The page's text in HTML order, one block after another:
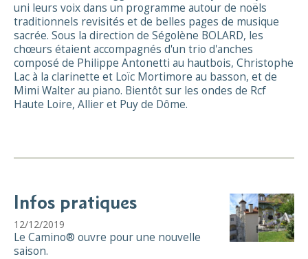
uni leurs voix dans un programme autour de noëls
traditionnels revisités et de belles pages de musique
sacrée. Sous la direction de Ségolène BOLARD, les
chœurs étaient accompagnés d'un trio d'anches
composé de Philippe Antonetti au hautbois, Christophe
Lac à la clarinette et Loïc Mortimore au basson, et de
Mimi Walter au piano. Bientôt sur les ondes de Rcf
Haute Loire, Allier et Puy de Dôme.
Infos pratiques
12/12/2019
Le Camino® ouvre pour une nouvelle
saison.